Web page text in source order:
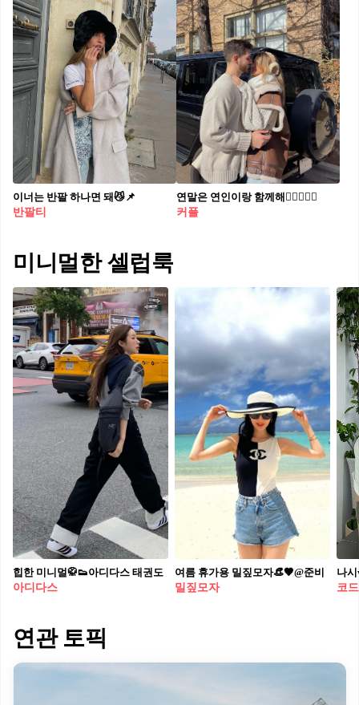
이너는 반팔 하나면 돼😼📌
반팔티
연말은 연인이랑 함께해👩🏻‍❤️‍👨🏻
커플
미니멀한 셀럽룩
힙한 미니멀🥋👟아디다스 태권도
아디다스
여름 휴가용 밀짚모자👒🤎@준비​
밀짚모자
코
연관 토픽